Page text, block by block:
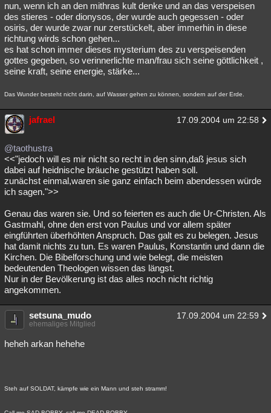
nun, wenn ich an den mithras kult denke und an das verspeisen
des stieres - oder dionysos, der wurde auch gegessen - oder
osiris, der wurde zwar nur zerstückelt, aber immerhin in diese
richtung wirds schon gehen...
es hat schon immer dieses mysterium des zu verspeisenden
gottes gegeben, so verinnerlichte man/frau sich seine göttlichkeit ,
seine kraft, seine energie, stärke...
Das Wunder besteht nicht darin, auf Wasser gehen zu können, sondern auf der Erde.
jafrael 17.09.2004 um 22:58
@taothustra
<<"jedoch will es mir nicht so recht in den sinn,daß jesus sich
dabei auf heidnische bräuche gestützt haben soll.
zunächst einmal,waren sie ganz einfach beim abendessen würde
ich sagen.">>
Genau das waren sie. Und so feierten es auch die Ur-Christen. Als
Gastmahl, ohne den erst von Paulus und vor allem später
eingführten überhöhten Anspruch. Das galt es zu belegen. Jesus
hat damit nichts zu tun. Es waren Paulus, Konstantin und dann die
Kirchen. Die Bibelforschung und wie belegt, die meisten
bedeutenden Theologen wissen das längst.
Nur in der Bevölkerung ist das alles noch nicht richtig
angekommen.
setsuna_mudo 17.09.2004 um 22:59
ehemaliges Mitglied
heheh arkan hehehe
Steh auf SOLDAT, kämpfe wie ein Mann und steh stramm!